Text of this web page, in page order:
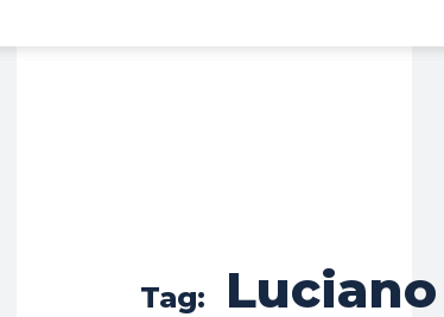
Tag: Luciano